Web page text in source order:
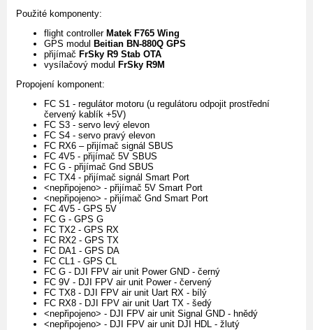
Použité komponenty:
flight controller Matek F765 Wing
GPS modul Beitian BN-880Q GPS
přijímač FrSky R9 Stab OTA
vysílačový modul FrSky R9M
Propojení komponent:
FC S1 - regulátor motoru (u regulátoru odpojit prostřední
červený kablík +5V)
FC S3 - servo levý elevon
FC S4 - servo pravý elevon
FC RX6 – přijímač signál SBUS
FC 4V5 - přijímač 5V SBUS
FC G - přijímač Gnd SBUS
FC TX4 - přijímač signál Smart Port
<nepřipojeno> - přijímač 5V Smart Port
<nepřipojeno> - přijímač Gnd Smart Port
FC 4V5 - GPS 5V
FC G - GPS G
FC TX2 - GPS RX
FC RX2 - GPS TX
FC DA1 - GPS DA
FC CL1 - GPS CL
FC G - DJI FPV air unit Power GND - černý
FC 9V - DJI FPV air unit Power - červený
FC TX8 - DJI FPV air unit Uart RX - bílý
FC RX8 - DJI FPV air unit Uart TX - šedý
<nepřipojeno> - DJI FPV air unit Signal GND - hnědý
<nepřipojeno> - DJI FPV air unit DJI HDL - žlutý